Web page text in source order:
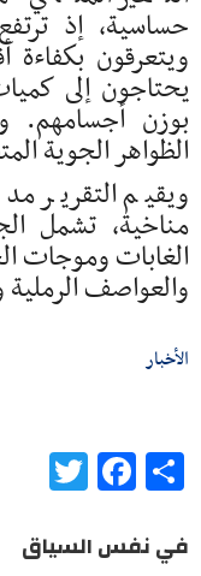
حساسية، إذ
ويتعرقون بكفاءة
يحتاجون إلى
بوزن أجسامهم.
الظواهر الجوية
ويقيم التقرير
مناخية، تشمل
الغابات وموجات
والعواصف الرملية
الأخبار
Share
في نفس السياق